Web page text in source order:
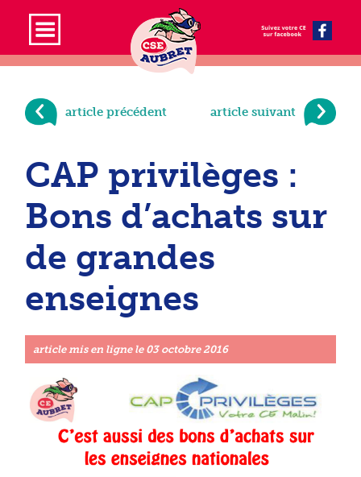
article précédent article suivant
CAP privilèges :
Bons d’achats sur
de grandes
enseignes
article mis en ligne le 03 octobre 2016